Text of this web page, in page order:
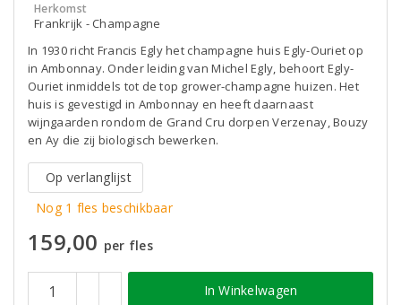
Herkomst
Frankrijk - Champagne
In 1930 richt Francis Egly het champagne huis Egly-Ouriet op
in Ambonnay. Onder leiding van Michel Egly, behoort Egly-
Ouriet inmiddels tot de top grower-champagne huizen. Het
huis is gevestigd in Ambonnay en heeft daarnaast
wijngaarden rondom de Grand Cru dorpen Verzenay, Bouzy
en Ay die zij biologisch bewerken.
Op verlanglijst
Nog 1 fles beschikbaar
159,00 per fles
In Winkelwagen